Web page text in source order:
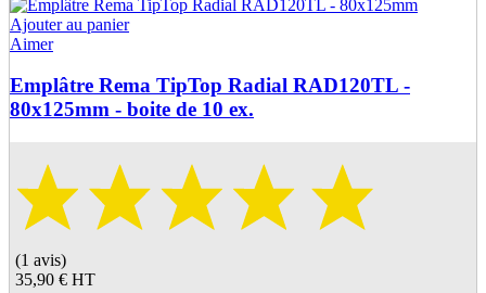
Ajouter au panier
Aimer
Emplâtre Rema TipTop Radial RAD120TL -
80x125mm - boite de 10 ex.
(1 avis)
35,90 € HT